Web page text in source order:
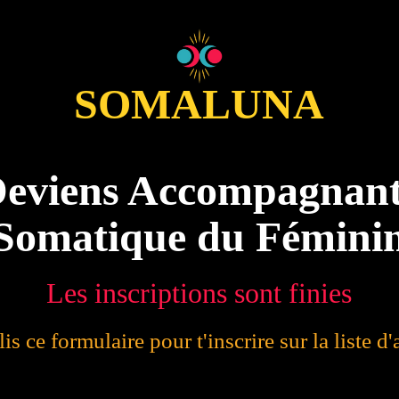
SOMALUNA
du
Les inscriptions sont finies
ce formulaire pour t'inscrire sur la liste